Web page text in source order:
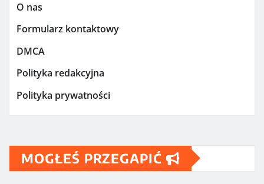
O nas
Formularz kontaktowy
DMCA
Polityka redakcyjna
Polityka prywatności
MOGŁEŚ PRZEGAPIĆ